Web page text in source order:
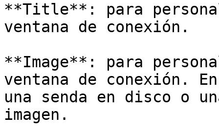
**Title**: para
ventana de conexión.
**Image**: para
ventana de conexión.
una senda en disco o
imagen.